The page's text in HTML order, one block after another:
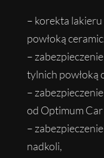
– korekta
powłoką
–
tylnich powłoką
–
od Optimum
–
nadkoli,